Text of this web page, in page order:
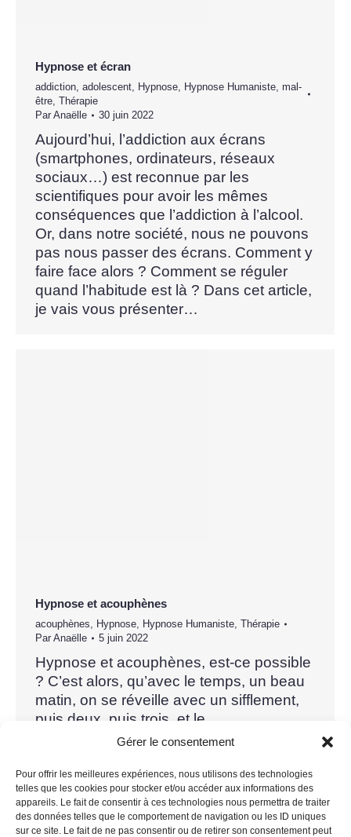
Gérer le consentement
Pour offrir les meilleures expériences, nous utilisons des technologies
telles que les cookies pour stocker et/ou accéder aux informations des
appareils. Le fait de consentir à ces technologies nous permettra de traiter
des données telles que le comportement de navigation ou les ID uniques
sur ce site. Le fait de ne pas consentir ou de retirer son consentement peut
Hypnose et écran
addiction adolescent Hypnose Hypnose Humaniste mal-
être Thérapie
Par Anaëlle 30 juin 2022
Aujourd’hui, l’addiction aux écrans
(smartphones, ordinateurs, réseaux
sociaux…) est reconnue par les
scientifiques pour avoir les mêmes
conséquences que l’addiction à l’alcool.
Or, dans notre société, nous ne pouvons
pas nous passer des écrans. Comment y
faire face alors ? Comment se réguler
quand l’habitude est là ? Dans cet article,
je vais vous présenter…
Hypnose et acouphènes
acouphènes, Hypnose, Hypnose Humaniste, Thérapie
Par Anaëlle 5 juin 2022
Hypnose et acouphènes, est-ce possible
? C’est alors, qu’avec le temps, un beau
matin, on se réveille avec un sifflement,
puis deux, puis trois, et le
bourdonnement continue sans fin….
s’immiscent dans notre vie et peuvent
devenir avec le temps un véritable
cauchemar. Or, on sait,…